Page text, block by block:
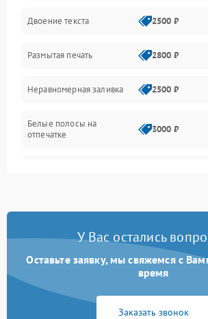
Программные сбои
Подключение и интерфейсы
Дисплей и органы управления
Изображение
Двоение текста 2500 ₽
Размытая печать 2800 ₽
Неравномерная заливка 2500 ₽
Белые полосы на
отпечатке
3000 ₽
У Вас остались
Оставьте заявку, мы свяжемся с
время
Заказать звонок